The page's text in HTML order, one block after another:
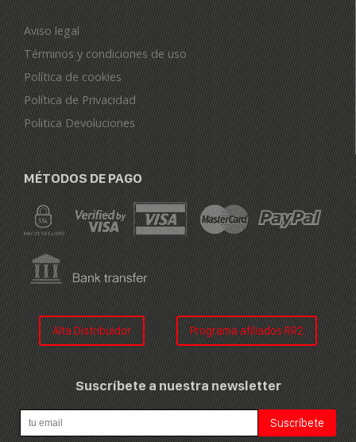
Aviso legal
Términos y condiciones de uso
Política de cookies
Política de Privacidad
Politica Devoluciones
MÉTODOS DE PAGO
Alta Distribuidor Programa afiliados RR2
Suscríbete a nuestra newsletter